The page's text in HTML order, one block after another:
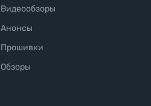
Видеообзоры
Анонсы
Прошивки
Обзоры